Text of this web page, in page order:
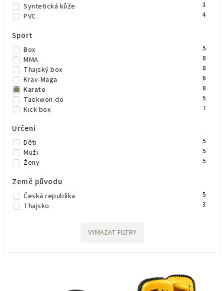
Syntetická kůže 3
PVC 4
Sport
Box 5
MMA 8
Thajský box 8
Krav-Maga 6
Karate 8
Taekwon-do 5
Kick box 7
Určení
Děti 5
Muži 5
Ženy 5
Země původu
Česká republika 5
Thajsko 3
VYMAZAT FILTRY